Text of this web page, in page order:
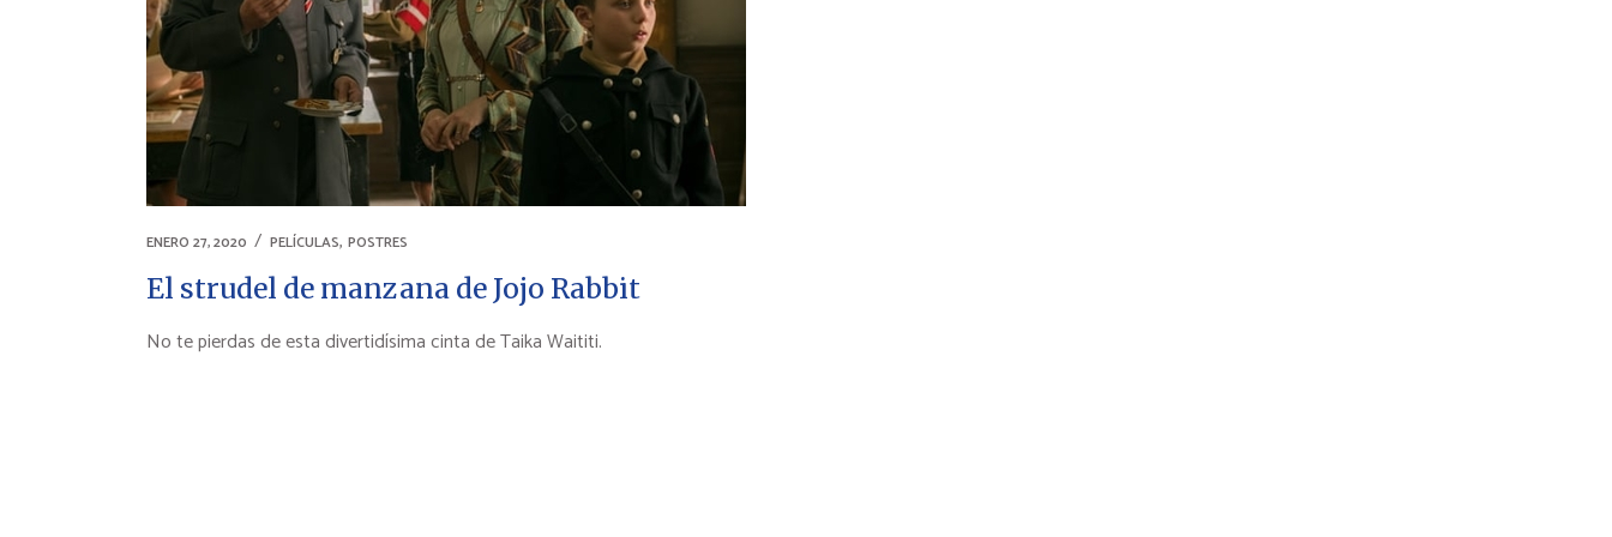
ENERO 27, 2020 PELÍCULAS, POSTRES
El strudel de manzana de Jojo Rabbit
No te pierdas de esta divertidísima cinta de Taika Waititi.